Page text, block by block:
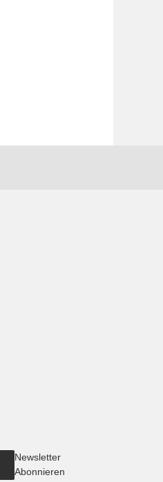
Newsletter
Abonnieren